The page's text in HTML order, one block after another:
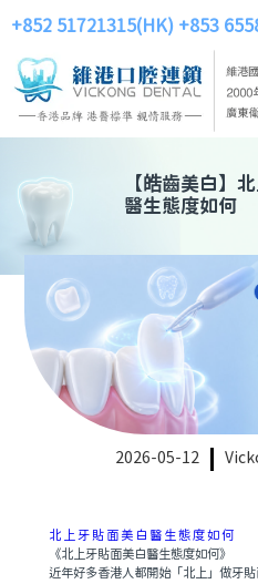
+852 51721315(HK) +853
【皓齒美白】
醫生態度如何
2026-05-12
北上牙貼面美白醫生態度如何
《北上牙貼面美白醫生態度如何》
近年好多香港人都開始「北上」做牙貼